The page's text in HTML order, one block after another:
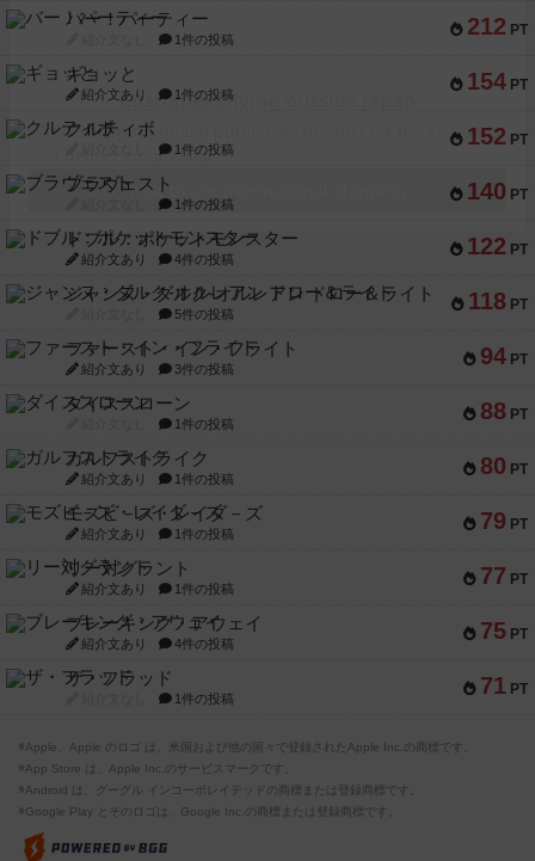
212 PT
バー！パーティー
1件の投稿
154 PT
ギョッと
紹介文あり 1件の投稿
152 PT
クルティボ
1件の投稿
140 PT
ブラヴェスト
1件の投稿
122 PT
ドブル：ポケットモンスター
紹介文あり 4件の投稿
118 PT
ジャンヌ・ダルク-オルレアン ドロー＆ライト
5件の投稿
94 PT
ファースト・イン・フライト
紹介文あり 3件の投稿
88 PT
ダイススローン
1件の投稿
80 PT
ガルフストライク
紹介文あり 1件の投稿
79 PT
モズビ－ズ・レイダ－ズ
紹介文あり 1件の投稿
77 PT
リー対グラント
紹介文あり 1件の投稿
75 PT
ブレーキング・アウェイ
紹介文あり 4件の投稿
71 PT
ザ・フラッド
1件の投稿
※Apple、Apple のロゴ は、米国および他の国々で登録されたApple Inc.の商標です。
※App Store は、Apple Inc.のサービスマークです。
※Android は、グーグル インコーポレイテッドの商標または登録商標です。
※Google Play とそのロゴは、Google Inc.の商標または登録商標です。